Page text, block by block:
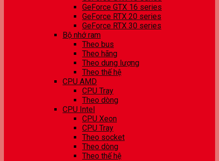
GeForce GTX 16 series
GeForce RTX 20 series
GeForce RTX 30 series
Bộ nhớ ram
Theo bus
Theo hãng
Theo dung lượng
Theo thế hệ
CPU AMD
CPU Tray
Theo dòng
CPU Intel
CPU Xeon
CPU Tray
Theo socket
Theo dòng
Theo thế hệ